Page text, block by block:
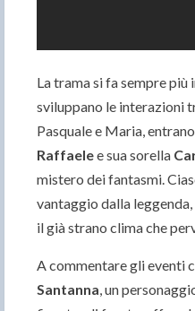
La trama si fa sempre più
sviluppano le interazioni
Pasquale e Maria,
Raffaelee sua sorella
mistero dei fantasmi.
vantaggio dalla
il già strano clima che
A commentare gli eventi
Santanna, un